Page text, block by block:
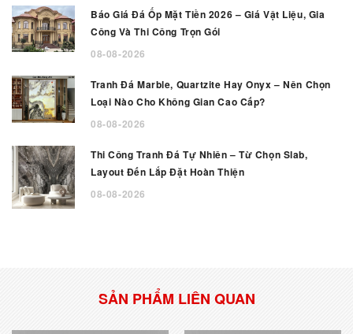
Báo Giá Đá Ốp Mặt Tiền 2026 – Giá Vật Liệu, Gia
Công Và Thi Công Trọn Gói
08-08-2026
Tranh Đá Marble, Quartzite Hay Onyx – Nên Chọn
Loại Nào Cho Không Gian Cao Cấp?
08-08-2026
Thi Công Tranh Đá Tự Nhiên – Từ Chọn Slab,
Layout Đến Lắp Đặt Hoàn Thiện
08-08-2026
SẢN PHẨM LIÊN QUAN